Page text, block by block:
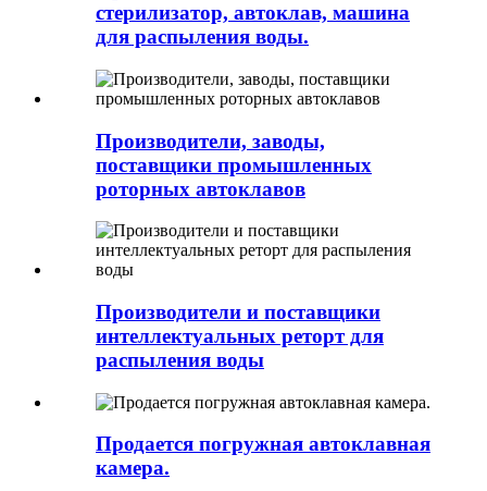
стерилизатор, автоклав, машина
для распыления воды.
Производители, заводы,
поставщики промышленных
роторных автоклавов
Производители и поставщики
интеллектуальных реторт для
распыления воды
Продается погружная автоклавная
камера.